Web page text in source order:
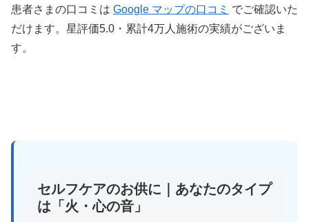
患者さまの口コミは Google マップの口コミ でご確認いた
だけます。星評価5.0・累計4万人施術の実績がございま
す。
セルフケアのお供に｜あなたのタイプ
は「火・心の音」